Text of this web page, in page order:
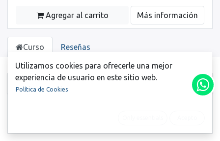
Agregar al carrito Más información
Curso Reseñas
Introducción al módulo de nómina
Utilizamos cookies para ofrecerle una mejor
experiencia de usuario en este sitio web.
Política de Cookies